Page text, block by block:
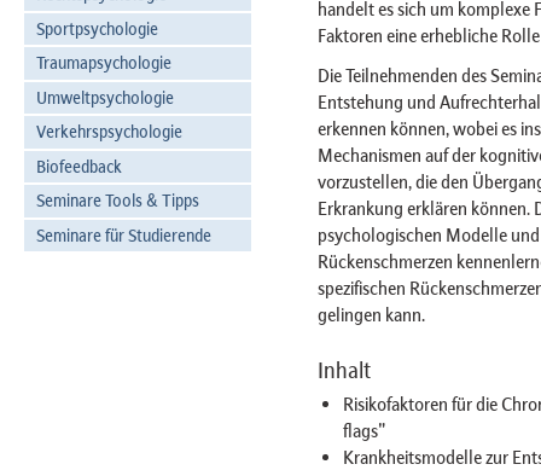
Sportpsychologie
Traumapsychologie
Umweltpsychologie
Verkehrspsychologie
Biofeedback
Seminare Tools & Tipps
Seminare für Studierende
handelt es sich um komplexe
Faktoren eine erhebliche
Die Teilnehmenden des
Entstehung und
erkennen können, wobei es
Mechanismen auf der
vorzustellen, die den
Erkrankung erklären können.
psychologischen Modelle
Rückenschmerzen
spezifischen
gelingen kann.
Inhalt
Risikofaktoren für die
flags"
Krankheitsmodelle zur